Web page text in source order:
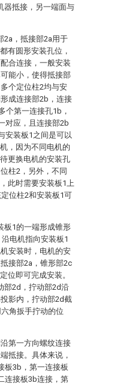
器抵接，另一端面与
2a，抵接部2a用于
有圆形安装孔位，
合连接，一般安装
能小，使得抵接部
个定位柱2均与安
成连接部2b，连接
个第一连接孔1b，
对应，且连接部2b
安装板1之间是可以
，因为不同电机的
更换电机的安装孔
柱2，另外，不同
此时需要安装板1上
位柱2和安装板1可
板1的一端形成锥形
电机指向安装板1
安装时，电机的安
接部2a，锥形部2c
位即可完成安装。
部2d，拧动部2d沿
影内，拧动部2d截
角扳手拧动的位
第一方向螺纹连接
抵接。具体来说，
板3b，第一连接板
连接板3b连接，第